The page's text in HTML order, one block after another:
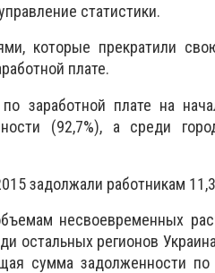
статистики.
которые прекратили
плате.
заработной плате на
(92,7%), а среди
задолжали работникам
несвоевременных
остальных регионов
сумма задолженности по